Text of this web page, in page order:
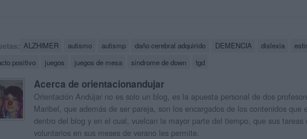
ALZHIMER autismo autismp daño cerebral adquirido DEMENCIA dislexia
positivo
juegos juegos de mesa sindrome de down tgd
Acerca de orientacionandujar
Orientación Andújar no es solo un blog, es la apuesta personal de dos
Maribel, que además de ser pareja, son los encargados de los contenidos que
dentro del blog y en el cual, vuelcan la mayor parte del tiempo, que sus tareas
voluntarios en sus meses de verano les permite.